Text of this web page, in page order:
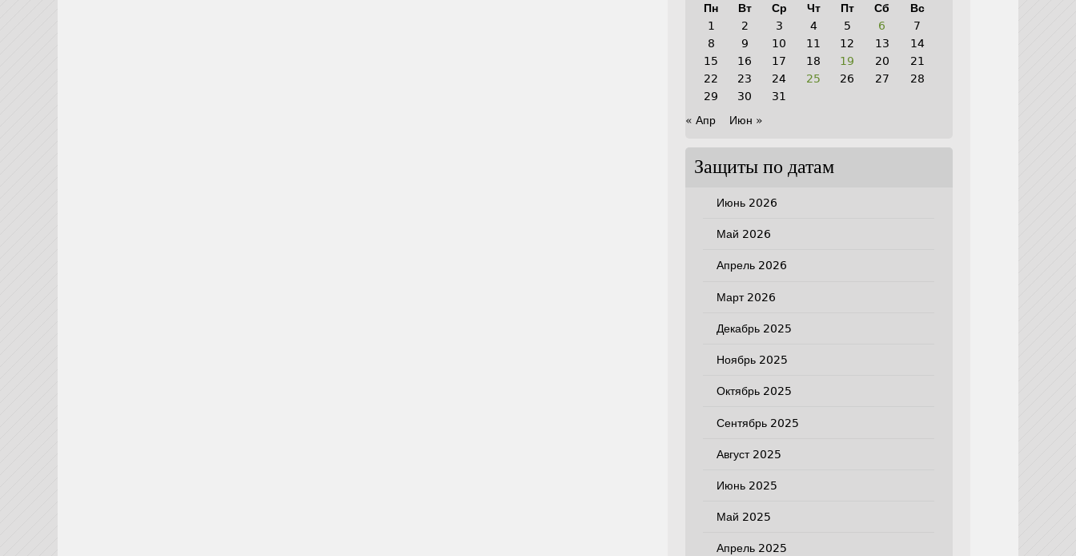
Пн Вт Ср Чт Пт Сб
Вс
1
2 3 4 5 6
7
8
9 10 11 12 13
14
15
16 17 18 19 20
21
22
23 24 25 26 27
28
29
30
31
« Апр
Июн »
Защиты по датам
Июнь 2026
Май 2026
Апрель 2026
Март 2026
Декабрь 2025
Ноябрь 2025
Октябрь 2025
Сентябрь 2025
Август 2025
Июнь 2025
Май 2025
Апрель 2025